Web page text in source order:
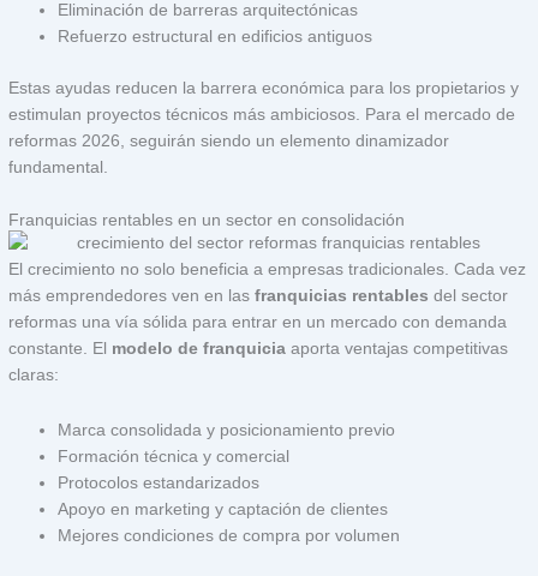
Eliminación de barreras arquitectónicas
Refuerzo estructural en edificios antiguos
Estas ayudas reducen la barrera económica para los propietarios y
estimulan proyectos técnicos más ambiciosos. Para el mercado de
reformas 2026, seguirán siendo un elemento dinamizador
fundamental.
Franquicias rentables en un sector en consolidación
El crecimiento no solo beneficia a empresas tradicionales. Cada vez
más emprendedores ven en lasfranquicias rentables del sector
reformas una vía sólida para entrar en un mercado con demanda
constante.
El modelo de franquicia aporta ventajas competitivas
claras:
Marca consolidada y posicionamiento previo
Formación técnica y comercial
Protocolos estandarizados
Apoyo en marketing y captación de clientes
Mejores condiciones de compra por volumen